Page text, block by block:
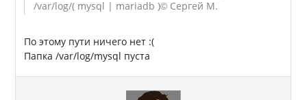
/var/log/( mysql | mariadb )© Сергей М.
По этому пути ничего нет :(
Папка /var/log/mysql пуста